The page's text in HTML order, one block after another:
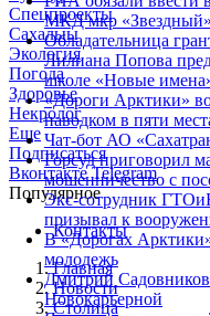
Спецпроекты
Сахалыы
Экология
Погода
Здоровье
Некролог
Еще
Подписаться
ВконтактеTelegram
Популярное
МКД мкр «Звездный»
Обладательница
Лилиана Попова
школе «Новые
«Дороги Арктики»
паводком в пяти
Чат-бот АО
Горсуд приговорил
мошенничество с
Экс-сотрудник
призывал к
В «Дорогах
молодежь
Дмитрий
Новокарьерной
Контакты
Главная
Новости
Столица